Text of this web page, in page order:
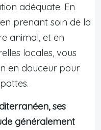
adéquate. En
prenant soin de la
animal, et en
locales, vous
en douceur pour
ses
généralement